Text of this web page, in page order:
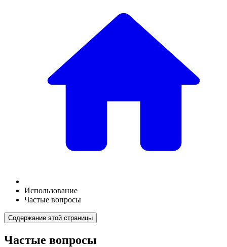
Использование
Частые вопросы
Содержание этой страницы
Частые вопросы